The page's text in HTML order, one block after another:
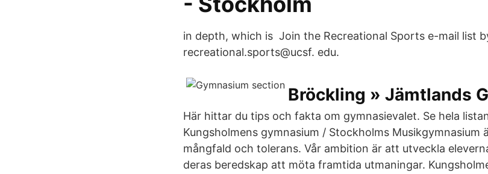
in depth, which is Join the Recreational Sports e-mail list
recreational.sports@ucsf. edu.
Bröckling » Jämtlands
Här hittar du tips och fakta om gymnasievalet. Se hela
Kungsholmens gymnasium / Stockholms Musikgymnasium
mångfald och tolerans. Vår ambition är att utveckla
deras beredskap att möta framtida utmaningar.